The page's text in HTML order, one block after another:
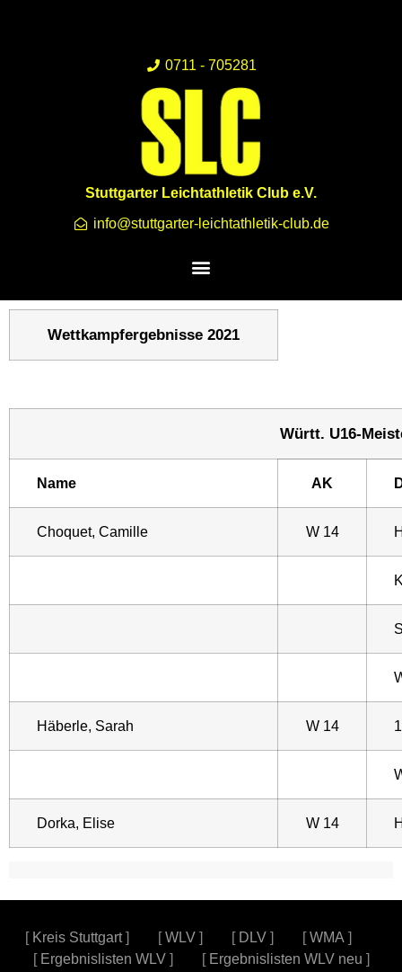
0711 - 705281
Stuttgarter Leichtathletik Club e.V.
info@stuttgarter-leichtathletik-club.de
Wettkampfergebnisse 2021
Württ. U16-
Name AK
Choquet, Camille W 14
Häberle, Sarah W 14
Dorka, Elise W 14
[ Kreis Stuttgart] [WLV ] [ DLV ] [WMA ]
[ Ergebnislisten WLV] [ Ergebnislisten WLV neu ]